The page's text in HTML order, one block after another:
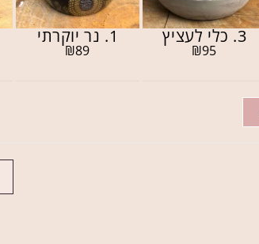
3. כלי לעציץ
₪95
1. נר יוקרתי
₪89